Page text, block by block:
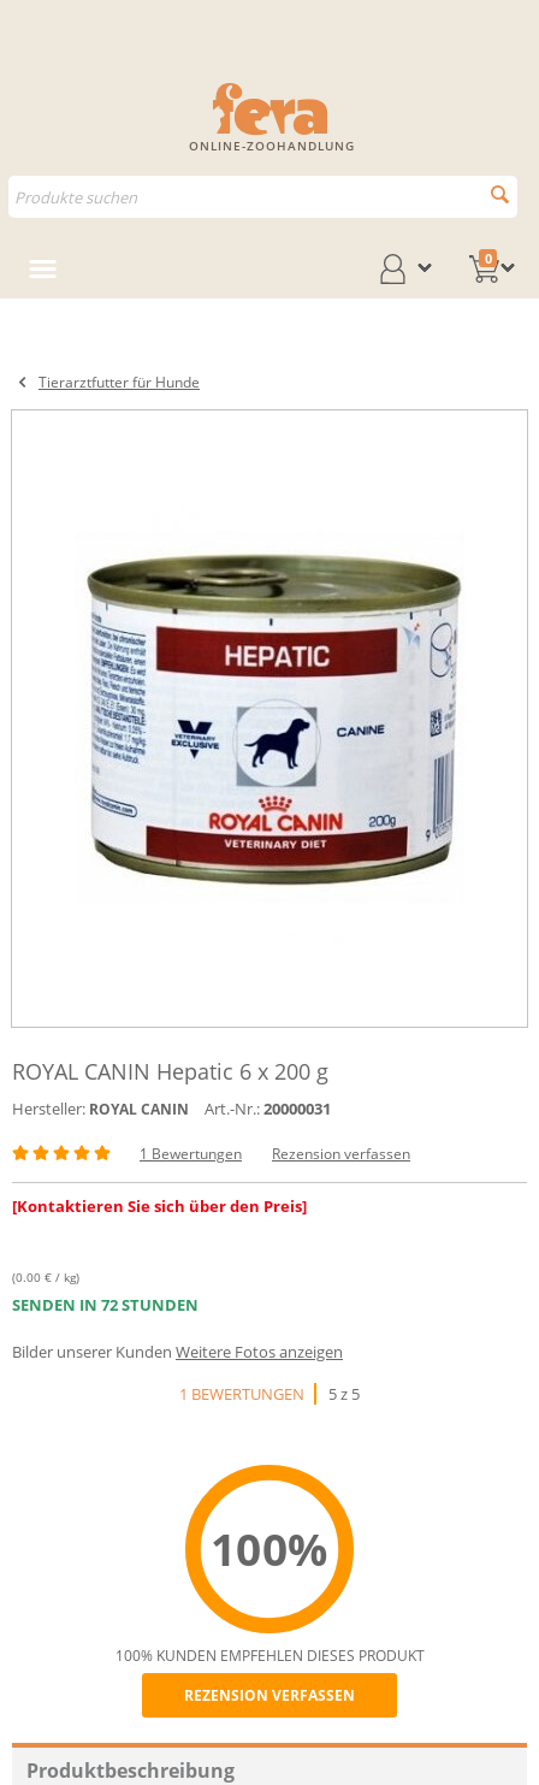
ONLINE-ZOOHANDLUNG
0
Tierarztfutter für Hunde
ROYAL CANIN Hepatic 6 x 200 g
Hersteller: ROYAL CANIN Art.-Nr.:20000031
1 Bewertungen Rezension verfassen
[Kontaktieren Sie sich über den Preis]
(0.00 € / kg)
SENDEN IN 72 STUNDEN
Bilder unserer Kunden Weitere Fotos anzeigen
1 BEWERTUNGEN
5 z 5
100%
Recommend
100% KUNDEN EMPFEHLEN DIESES PRODUKT
REZENSION VERFASSEN
Produktbeschreibung